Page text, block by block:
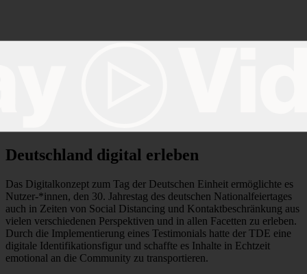
Deutschland digital erleben
Das Digitalkonzept zum Tag der Deutschen Einheit ermöglichte es
Nutzer-*innen, den 30. Jahrestag des deutschen Nationalfeiertages
auch in Zeiten von Social Distancing und Kontaktbeschränkung aus
vielen verschiedenen Perspektiven und in allen Facetten zu erleben.
Durch die Implementierung eines Testimonials hatte der TDE eine
digitale Identifikationsfigur und schaffte es Inhalte in Echtzeit
emotional an die Community zu transportieren.